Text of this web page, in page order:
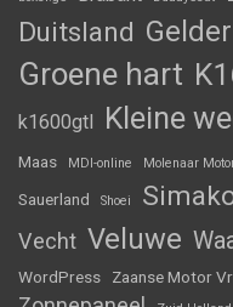
Duitsland
Groene hart
k1600gtl Kleine
Maas MDI-online Molenaar
Sauerland Shoei
Vecht Veluwe
WordPress Zaanse Motor